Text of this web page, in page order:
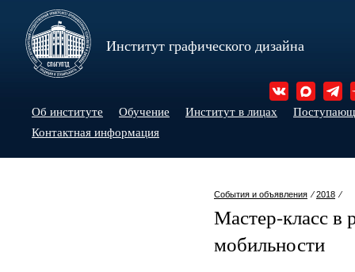
Институт графического дизайна
Об институте Обучение Институт в лицах
Контактная информация
События и объявления ⁄2018 ⁄
Мастер-класс в
мобильности